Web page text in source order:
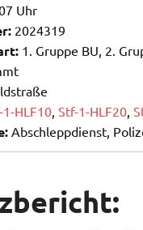
Uhr
2024319
1. Gruppe BU, 2.
HLF10, Stf-1-HLF20,
Abschleppdienst,